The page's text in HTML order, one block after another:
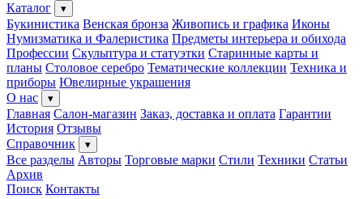
Каталог
▾
Букинистика Венская бронза Живопись и графика Иконы
Нумизматика и Фалеристика Предметы интерьера и обихода
Профессии Скульптура и статуэтки Старинные карты и
планы Столовое серебро Тематические коллекции Техника и
приборы Ювелирные украшения
О нас
▾
Главная Салон-магазин Заказ, доставка и оплата Гарантии
История Отзывы
Справочник
▾
Все разделы Авторы Торговые марки Стили Техники Статьи
Архив
Поиск Контакты